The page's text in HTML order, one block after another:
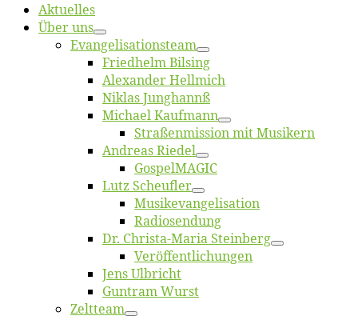
Ak­tu­el­les
Über uns
Evangelisa­tions­team
Fried­helm Bilsing
Alex­an­der Hellmich
Ni­klas Junghannß
Mi­cha­el Kaufmann
Straßenmis­sion mit Musikern
An­dre­as Riedel
Gos­pel­MA­GIC
Lutz Scheuf­ler
Musikevan­ge­li­sa­tion
Ra­dio­sen­dung
Dr. Chris­­ta-Ma­ria Steinberg
Ver­öf­fent­li­chun­gen
Jens Ulb­richt
Gun­tram Wurst
Zelt­team